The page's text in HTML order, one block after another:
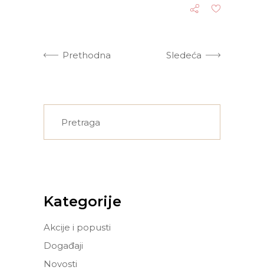
Prethodna Sledeća
Kategorije
Akcije i popusti
Događaji
Novosti